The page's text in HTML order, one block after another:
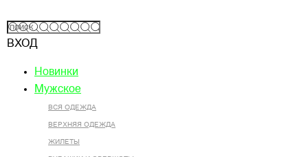
ВХОД
Новинки
Мужское
ВСЯ ОДЕЖДА
ВЕРХНЯЯ ОДЕЖДА
ЖИЛЕТЫ